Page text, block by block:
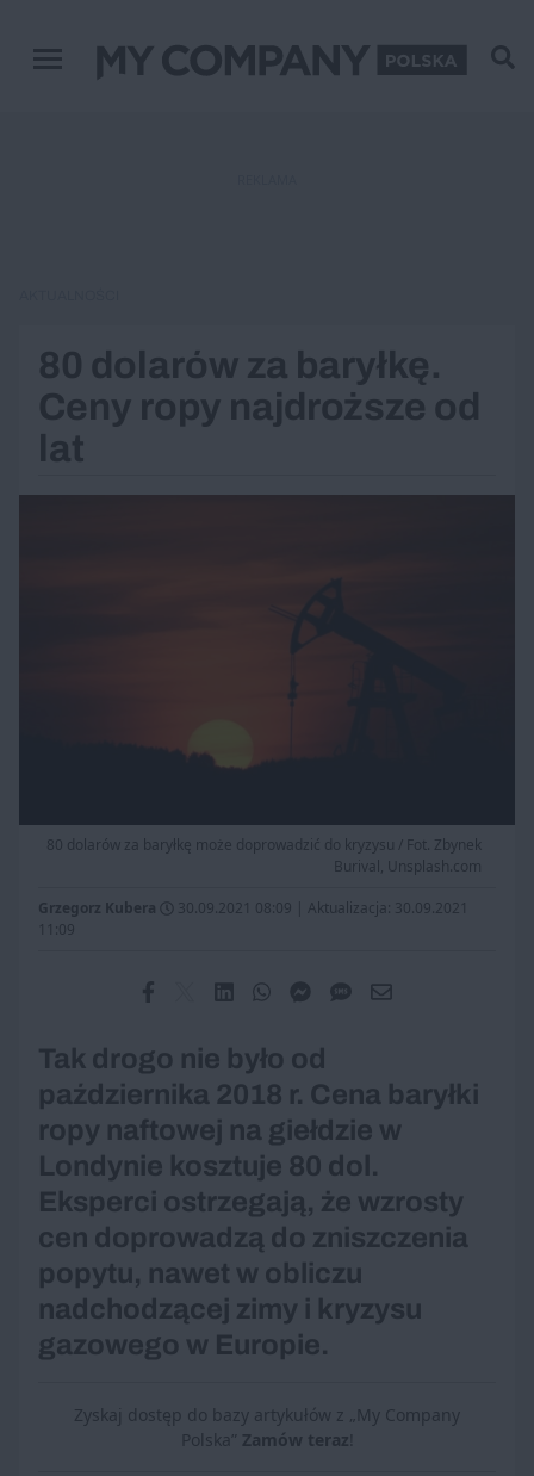
Menu główne
80 dolarów za baryłkę.
Ceny ropy najdroższe od
lat
80 dolarów za baryłkę może doprowadzić do kryzysu / Fot. Zbynek
Burival, Unsplash.com
Grzegorz Kubera 30.09.2021 08:09
Aktualizacja: 30.09.2021
11:09
Tak drogo nie było od
października 2018 r. Cena baryłki
ropy naftowej na giełdzie w
Londynie kosztuje 80 dol.
Eksperci ostrzegają, że wzrosty
cen doprowadzą do zniszczenia
popytu, nawet w obliczu
nadchodzącej zimy i kryzysu
gazowego w Europie.
Zyskaj dostęp do bazy artykułów z „My Company
Polska” Zamów teraz